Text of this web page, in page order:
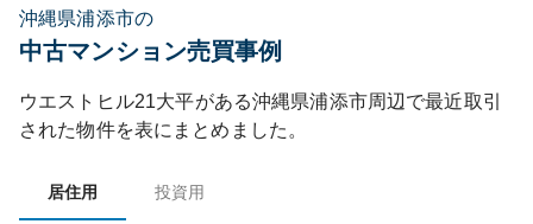
沖縄県浦添市の
中古マンション売買事例
ウエストヒル21大平がある沖縄県浦添市周辺で最近取引
された物件を表にまとめました。
居住用 投資用